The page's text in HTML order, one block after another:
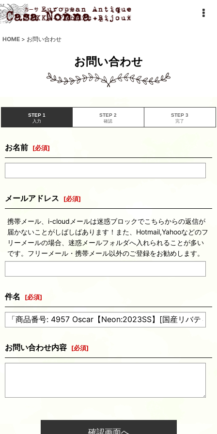
HOME > お問い合わせ
お問い合わせ
STEP 1
入力
STEP 2
確認
STEP 3
完了
お名前 [必須]
メールアドレス [必須]
携帯メール、i-cloudメールは迷惑ブロックでこちらからの返信が
届かないことがしばしばあります！また、Hotmail,Yahooなどのフ
リーメールの場合、迷惑メールフォルダへ入れられることが多い
です。フリーメール・携帯メール以外のご登録をお勧めします。
件名 [必須]
お問い合わせ内容 [必須]
確認画面へ